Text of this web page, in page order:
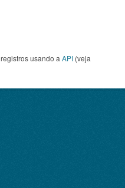
usando a API (veja